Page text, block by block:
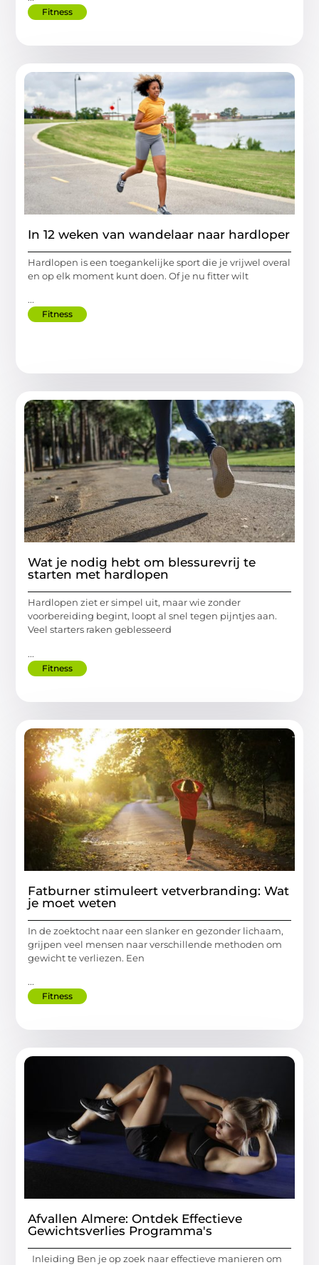
Fitness
In 12 weken van wandelaar naar hardloper
Hardlopen is een toegankelijke sport die je vrijwel overal
en op elk moment kunt doen. Of je nu fitter wilt
...
Fitness
Wat je nodig hebt om blessurevrij te
starten met hardlopen
Hardlopen ziet er simpel uit, maar wie zonder
voorbereiding begint, loopt al snel tegen pijntjes aan.
Veel starters raken geblesseerd
...
Fitness
Fatburner stimuleert vetverbranding: Wat
je moet weten
In de zoektocht naar een slanker en gezonder lichaam,
grijpen veel mensen naar verschillende methoden om
gewicht te verliezen. Een
...
Fitness
Afvallen Almere: Ontdek Effectieve
Gewichtsverlies Programma's
Inleiding Ben je op zoek naar effectieve manieren om